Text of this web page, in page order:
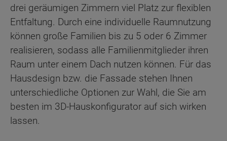
drei geräumigen Zimmern viel Platz zur flexiblen
Entfaltung. Durch eine individuelle Raumnutzung
können große Familien bis zu 5 oder 6 Zimmer
realisieren, sodass alle Familienmitglieder ihren
Raum unter einem Dach nutzen können. Für das
Hausdesign bzw. die Fassade stehen Ihnen
unterschiedliche Optionen zur Wahl, die Sie am
besten im 3D-Hauskonfigurator auf sich wirken
lassen.